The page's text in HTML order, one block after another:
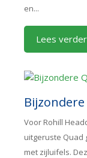
en...
Lees verder
Voor Rohill
uitgeruste Quad
met zijluifels.